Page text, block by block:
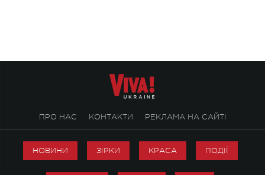
ПРО НАС КОНТАКТИ РЕКЛАМА НА САЙТІ
НОВИНИ ЗІРКИ КРАСА ПОДІЇ